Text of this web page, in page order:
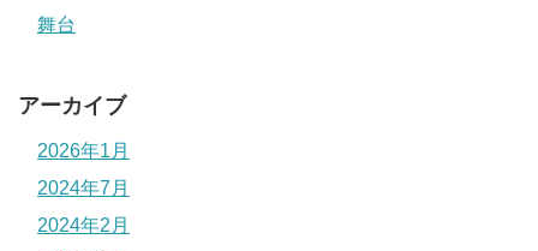
舞台
アーカイブ
2026年1月
2024年7月
2024年2月